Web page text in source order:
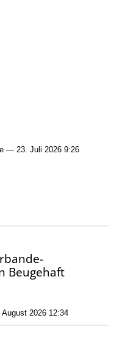
— 23. Juli 2026 9:26
Beugehaft
2026 12:34